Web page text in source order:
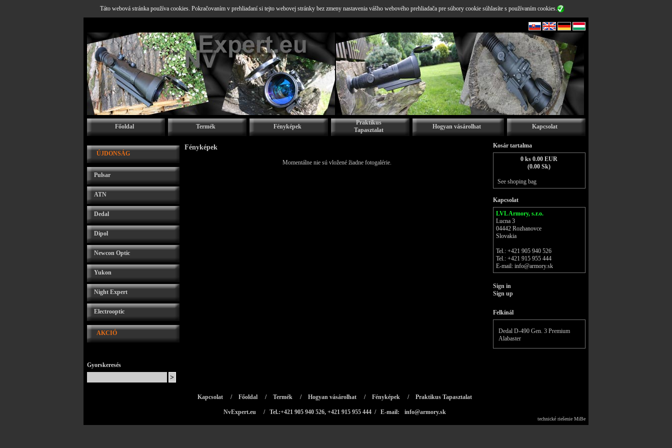
Táto webová stránka používa cookies. Pokračovaním v prehliadaní si tejto webovej stránky bez zmeny nastavenia vášho webového prehliadača pre súbory cookie súhlasíte s používaním cookies.
Főoldal Termék Fényképek
Praktikus
Tapasztalat
Hogyan vásárolhat Kapcsolat
ÚJDONSÁG
Pulsar
ATN
Dedal
Dipol
Newcon Optic
Yukon
Night Expert
Electrooptic
AKCIÓ
Gyorskeresés
Fényképek
Momentálne nie sú vložené žiadne fotogalérie.
Kosár tartalma
0 ks 0.00 EUR
(0.00 Sk)
See shoping bag
Kapcsolat
LVL Armory, s.r.o.
Lucna 3
04442 Rozhanovce
Slovakia
Tel.: +421 905 940 526
Tel.: +421 915 955 444
E-mail: info@armory.sk
Sign in
Sign up
Felkínál
Dedal D-490 Gen. 3 Premium
Alabaster
Kapcsolat / Főoldal / Termék / Hogyan vásárolhat / Fényképek / Praktikus Tapasztalat
NvExpert.eu / Tel.:+421 905 940 526, +421 915 955 444 / E-mail: info@armory.sk
technické riešenie MiBe